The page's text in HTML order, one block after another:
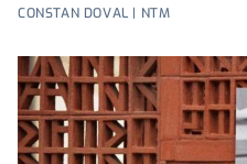
CONSTAN DOVAL | NTM